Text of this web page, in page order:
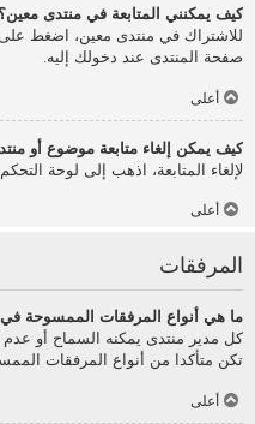
كيف يمكنني المتابعة في منتدى معين؟
للاشتراك في منتدى معين، اضغط
صفحة المنتدى عند دخولك إليه.
أعلى
كيف يمكن إلغاء متابعة موضوع أو
لإلغاء المتابعة، اذهب إلى لوحة
أعلى
المرفقات
ما هي أنواع المرفقات الممسوحة في
كل مدير منتدى يمكنه السماح أو عدم
تكن متأكدا من أنواع المرفقات
أعلى